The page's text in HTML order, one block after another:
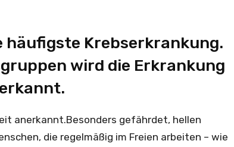
häufigste Krebserkrankung.
wird die Erkrankung
anerkannt.Besonders gefährdet, hellen
die regelmäßig im Freien arbeiten – wie